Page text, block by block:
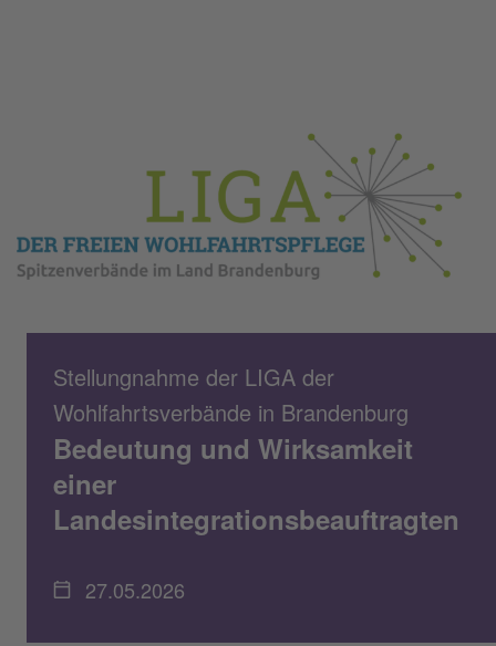
Stellungnahme der LIGA der
Wohlfahrtsverbände in Brandenburg
Bedeutung und Wirksamkeit
einer
Landesintegrationsbeauftragten
27.05.2026